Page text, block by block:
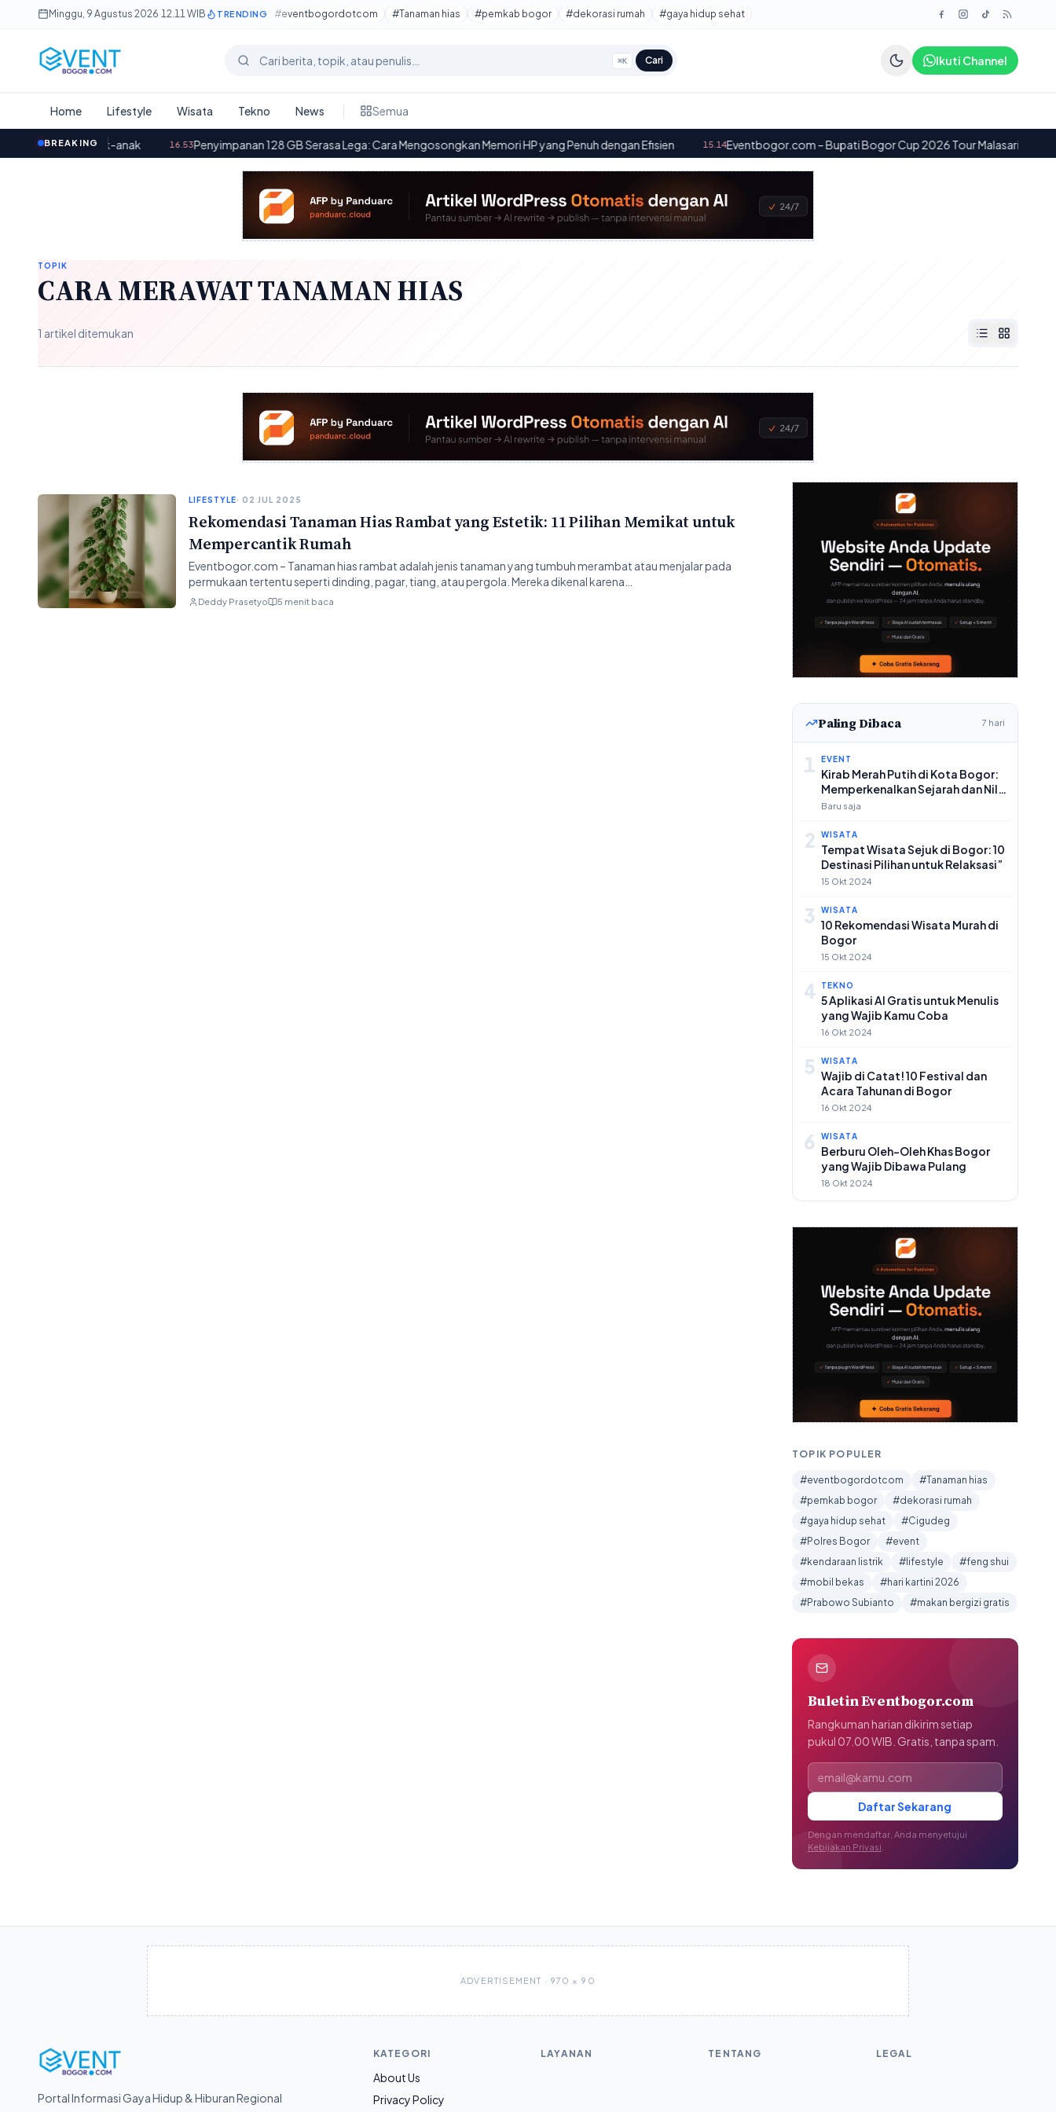
Lewati ke konten utama
Minggu, 9 Agustus 2026·12.11 WIB TRENDING #eventbogordotcom #Tanaman hias #pemkab bogor #dekorasi rumah #gaya hidup sehat
Cari berita ⌘K Cari Ikuti Channel
Home Lifestyle Wisata Tekno News Semua
BREAKING
Anak-anak· 16.53Penyimpanan 128 GB Serasa Lega: Cara Mengosongkan Memori HP yang Penuh dengan Efisien· 15.14Eventbogor.com – Bupati Bogor Cup 2026 Tour Malasari Halimun Salak
TOPIK
CARA MERAWAT TANAMAN HIAS
1 artikel ditemukan
LIFESTYLE· 02 JUL 2025
Rekomendasi Tanaman Hias Rambat yang Estetik: 11 Pilihan Memikat untuk
Mempercantik Rumah
Eventbogor.com – Tanaman hias rambat adalah jenis tanaman yang tumbuh merambat atau menjalar pada
permukaan tertentu seperti dinding, pagar, tiang, atau pergola. Mereka dikenal karena…
Deddy Prasetyo 5 menit baca
Paling Dibaca 7 hari
1 EVENT
Kirab Merah Putih di Kota Bogor:
Memperkenalkan Sejarah dan Nilai
Bangsa kepada Anak-anak
Baru saja
2 WISATA
Tempat Wisata Sejuk di Bogor: 10
Destinasi Pilihan untuk Relaksasi”
15 Okt 2024
3 WISATA
10 Rekomendasi Wisata Murah di
Bogor
15 Okt 2024
4 TEKNO
5 Aplikasi AI Gratis untuk Menulis
yang Wajib Kamu Coba
16 Okt 2024
5 WISATA
Wajib di Catat! 10 Festival dan
Acara Tahunan di Bogor
16 Okt 2024
6 WISATA
Berburu Oleh-Oleh Khas Bogor
yang Wajib Dibawa Pulang
18 Okt 2024
TOPIK POPULER
#eventbogordotcom
#Tanaman hias
#pemkab bogor
#dekorasi rumah
#gaya hidup sehat
#Cigudeg
#Polres Bogor
#event
#kendaraan listrik
#lifestyle
#feng shui
#mobil bekas
#hari kartini 2026
#Prabowo Subianto
#makan bergizi gratis
Buletin Eventbogor.com
Rangkuman harian dikirim setiap
pukul 07.00 WIB. Gratis, tanpa spam.
Alamat email
Daftar Sekarang
Dengan mendaftar, Anda menyetujui
Kebijakan Privasi
ADVERTISEMENT · 970 × 90
Portal Informasi Gaya Hidup & Hiburan Regional
KATEGORI
About Us
Privacy Policy
LAYANAN TENTANG LEGAL